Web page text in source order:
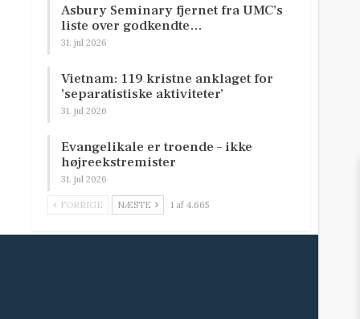
Asbury Seminary fjernet fra UMC’s
liste over godkendte…
31. jul 2026
Vietnam: 119 kristne anklaget for
’separatistiske aktiviteter’
31. jul 2026
Evangelikale er troende – ikke
højreekstremister
31. jul 2026
FORRIGE NÆSTE 1 af 4.665